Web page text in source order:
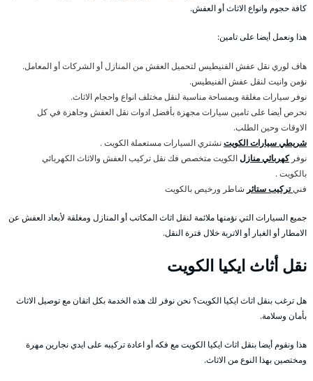
كافة حجوم وانواع الاثاث أو العفش.
هذا ونعمل أيضا على تامين:
هاف لوري نقل عفش الفنيطيس لتحميل العفش من المنازل أو الشركات أو المعامل.
نؤمن وانيت لنقل عفش الفنيطيس.
نوفر سيارات مغلقة وبمساحة مناسبة لنقل مختلف انواع واحجام الاثاث.
نحرص أيضا على تامين سيارات مجهزة بأفضل ادوات نقل العفش وجاهزة في كل
الاوقات وحين الطلب.
شريطي سيارات الكويتنشتري السيارات مستعملة الكويت .
نوفركهربائي منازلالكويت متخصص فك نقل تركيب العفش والاثاث الكهربائي
بالكويت .
فنيتركيب ستائر شاطر ورخيص بالكويت
جميع السيارات التي نؤمنها ملائمة لنقل اثاث المكاتب أو المنازل ومغلقة لأبعاد العفش عن
الامطار أو الغبار أو الاتربة خلال فترة النقل.
نقل أثاث ايكيا الكويت
هل ترغب بنقل اثاث ايكيا الكويت؟ نحن نوفر لك هذه الخدمة بكل اتقان مع توصيل الاثاث
بأمان وسلامة.
هذا ونقوم أيضا بنقل اثاث ايكيا الكويت مع فكه أو اعادة تركيبه على ايدي نجارين مهرة
ومختصين بهذا النوع من الاثاث.